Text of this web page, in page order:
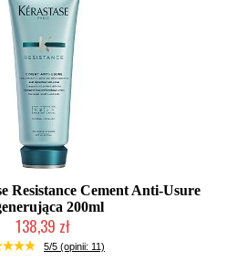
Resistance Cement Anti-Usure
200ml
138,39 zł
niedostępny
5/5 (opinii: 11)